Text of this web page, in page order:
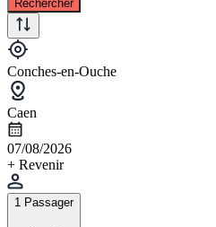
Rechercher
Conches-en-Ouche
Caen
07/08/2026
+ Revenir
1 Passager